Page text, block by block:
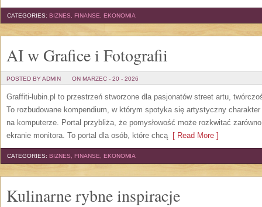
CATEGORIES: BIZNES, FINANSE, EKONOMIA
AI w Grafice i Fotografii
POSTED BY ADMIN ON MARZEC - 20 - 2026
Graffiti-lubin.pl to przestrzeń stworzone dla pasjonatów street artu,
To rozbudowane kompendium, w którym spotyka się artystyczny
na komputerze. Portal przybliża, że pomysłowość może rozkwitać
ekranie monitora. To portal dla osób, które chcą[ Read More ]
CATEGORIES: BIZNES, FINANSE, EKONOMIA
Kulinarne rybne inspiracje